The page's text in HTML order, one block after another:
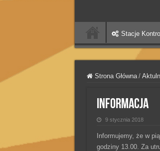
Stacje
Strona Główna /
Informacja
9 stycznia 2018
Informujemy, że w
godziny 13.00. Za